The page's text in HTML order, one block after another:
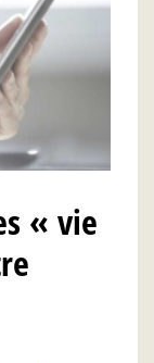
« vie